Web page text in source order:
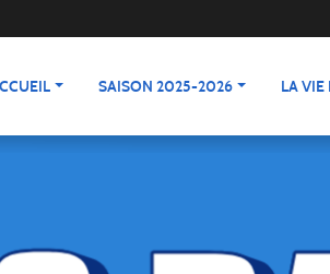
SAISON 2025-2026 LA VIE